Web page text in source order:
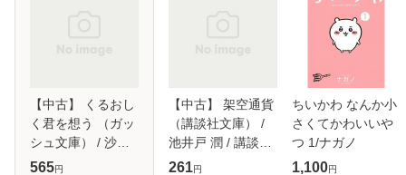
【中古】 くるおし
く君を想う （ガッ
シュ文庫） / 沙野
風結子 / 海王社 [文
565円
【中古】 架空通貨
（講談社文庫） /
池井戸 潤 / 講談社
[文庫]【メール便送
261円
ちいかわ なんか小
さくてかわいいや
つ 1/ナガノ
1,100円